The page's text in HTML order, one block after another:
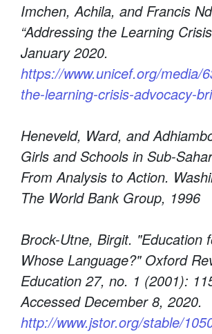
Imchen, Achila, and Francis
“Addressing the Learning
January 2020.
https://www.unicef.org/media/
the-learning-crisis-advocacy-
Heneveld, Ward, and
Girls and Schools in Sub-
From Analysis to Action.
The World Bank Group, 1996
Brock-Utne, Birgit. "Education
Whose Language?" Oxford
Education 27, no. 1 (2001):
Accessed December 8, 2020.
http://www.jstor.org/stable/